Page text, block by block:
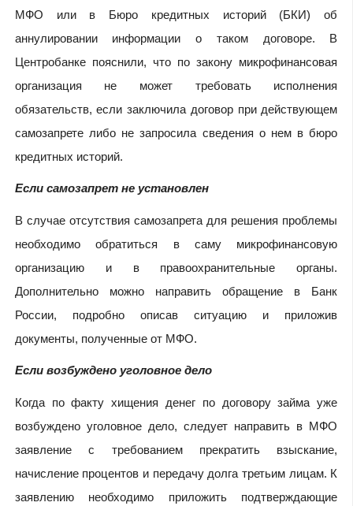
МФО или в Бюро кредитных историй (БКИ) об
аннулировании информации о таком договоре. В
Центробанке пояснили, что по закону микрофинансовая
организация не может требовать исполнения
обязательств, если заключила договор при действующем
самозапрете либо не запросила сведения о нем в бюро
кредитных историй.
Если самозапрет не установлен
В случае отсутствия самозапрета для решения проблемы
необходимо обратиться в саму микрофинансовую
организацию и в правоохранительные органы.
Дополнительно можно направить обращение в Банк
России, подробно описав ситуацию и приложив
документы, полученные от МФО.
Если возбуждено уголовное дело
Когда по факту хищения денег по договору займа уже
возбуждено уголовное дело, следует направить в МФО
заявление с требованием прекратить взыскание,
начисление процентов и передачу долга третьим лицам. К
заявлению необходимо приложить подтверждающие